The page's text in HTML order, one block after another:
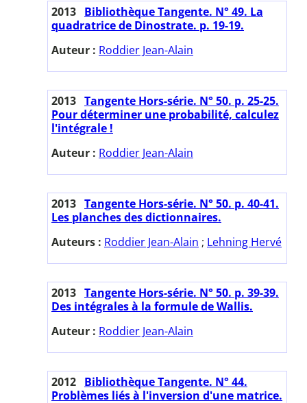
2013 Bibliothèque Tangente. N° 49. La
quadratrice de Dinostrate. p. 19-19.
Auteur : Roddier Jean-Alain
2013 Tangente Hors-série. N° 50. p. 25-25.
Pour déterminer une probabilité, calculez
l'intégrale !
Auteur : Roddier Jean-Alain
2013 Tangente Hors-série. N° 50. p. 40-41.
Les planches des dictionnaires.
Auteurs : Roddier Jean-Alain ; Lehning Hervé
2013 Tangente Hors-série. N° 50. p. 39-39.
Des intégrales à la formule de Wallis.
Auteur : Roddier Jean-Alain
2012 Bibliothèque Tangente. N° 44.
Problèmes liés à l'inversion d'une matrice.